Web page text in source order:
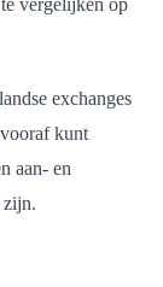
exchanges
kunt
aan- en
zijn.